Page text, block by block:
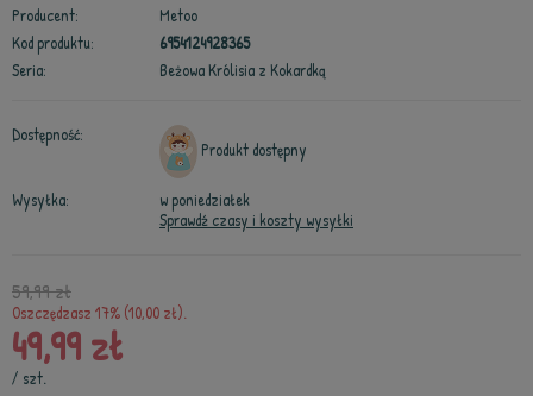
Producent:
Metoo
Kod produktu:
6954124928365
Seria:
Beżowa Królisia z Kokardką
Dostępność:
Produkt dostępny
Wysyłka:
w poniedziałek
Sprawdź czasy i koszty wysyłki
59,99 zł
Oszczędzasz 17% (10,00 zł).
49,99 zł
/ szt.